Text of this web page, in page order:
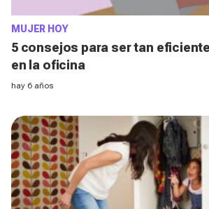
MUJER HOY
5 consejos para ser tan
en la oficina
hay 6 años